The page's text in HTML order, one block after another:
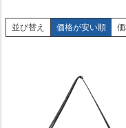
並び替え 価格が安い順